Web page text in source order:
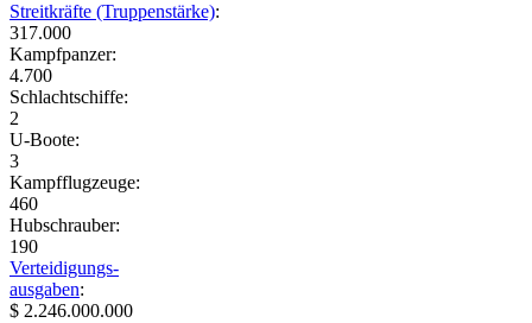
Streitkräfte (Truppenstärke):
317.000
Kampfpanzer:
4.700
Schlachtschiffe:
2
U-Boote:
3
Kampfflugzeuge:
460
Hubschrauber:
190
Verteidigungs-
ausgaben:
$ 2.246.000.000